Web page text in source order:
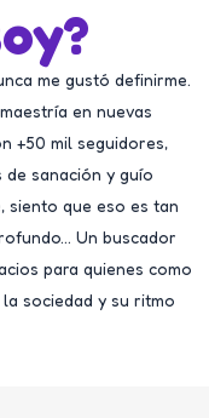
me gustó definirme.
en nuevas
+50 mil seguidores,
sanación y guío
siento que eso es tan
Un buscador
para quienes como
sociedad y su ritmo